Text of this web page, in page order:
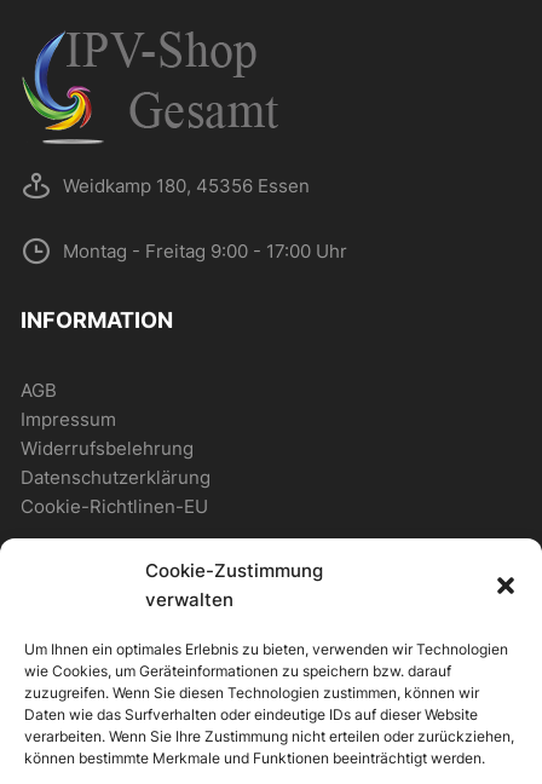
Cookie-Zustimmung
verwalten
Um Ihnen ein optimales Erlebnis zu bieten, verwenden wir Technologien
wie Cookies, um Geräteinformationen zu speichern bzw. darauf
zuzugreifen. Wenn Sie diesen Technologien zustimmen, können wir
Daten wie das Surfverhalten oder eindeutige IDs auf dieser Website
verarbeiten. Wenn Sie Ihre Zustimmung nicht erteilen oder zurückziehen,
können bestimmte Merkmale und Funktionen beeinträchtigt werden.
Weidkamp 180, 45356 Essen
Montag - Freitag 9:00 - 17:00 Uhr
INFORMATION
AGB
Impressum
Widerrufsbelehrung
Datenschutzerklärung
Cookie-Richtlinen-EU
WICHTIGES
Zahlungsmöglichkeiten
Versandmöglichkeiten
Newsletter